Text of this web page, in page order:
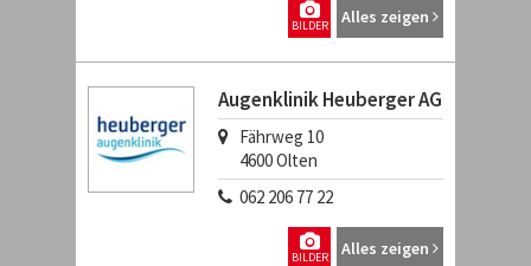
Alles zeigen
BILDER
Augenklinik Heuberger AG
Fährweg 10
4600Olten
062 206 77 22
Alles zeigen
BILDER